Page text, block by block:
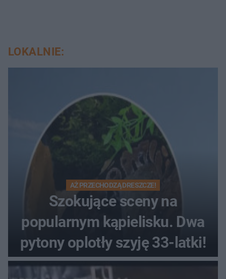
LOKALNIE:
AŻ PRZECHODZĄ DRESZCZE!
Szokujące sceny na
popularnym kąpielisku. Dwa
pytony oplotły szyję 33-latki!